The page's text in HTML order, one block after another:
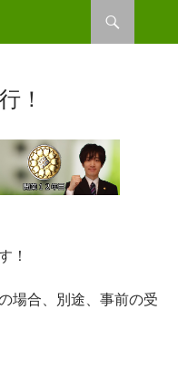
！
！
場合、別途、事前の受